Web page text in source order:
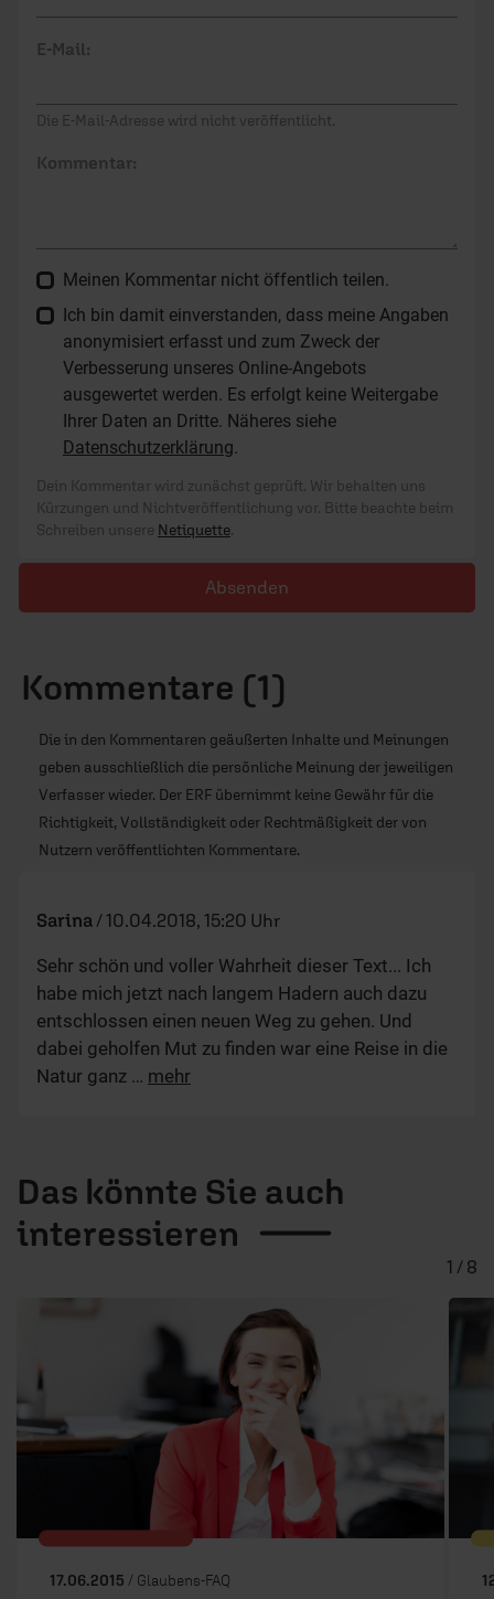
E-Mail:
Die E-Mail-Adresse wird nicht veröffentlicht.
Kommentar:
Meinen Kommentar nicht öffentlich teilen.
Ich bin damit einverstanden, dass meine Angaben
anonymisiert erfasst und zum Zweck der
Verbesserung unseres Online-Angebots
ausgewertet werden. Es erfolgt keine Weitergabe
Ihrer Daten an Dritte. Näheres siehe
Datenschutzerklärung.
Dein Kommentar wird zunächst geprüft. Wir behalten uns
Kürzungen und Nichtveröffentlichung vor. Bitte beachte beim
Schreiben unsere Netiquette.
Absenden
Kommentare (1)
Die in den Kommentaren geäußerten Inhalte und Meinungen
geben ausschließlich die persönliche Meinung der jeweiligen
Verfasser wieder. Der ERF übernimmt keine Gewähr für die
Richtigkeit, Vollständigkeit oder Rechtmäßigkeit der von
Nutzern veröffentlichten Kommentare.
Sarina / 10.04.2018, 15:20 Uhr
Sehr schön und voller Wahrheit dieser Text... Ich
habe mich jetzt nach langem Hadern auch dazu
entschlossen einen neuen Weg zu gehen. Und
dabei geholfen Mut zu finden war eine Reise in die
Natur ganz … mehr
Das könnte Sie auch
interessieren
17.06.2015 / Glaubens-FAQ
1 / 8